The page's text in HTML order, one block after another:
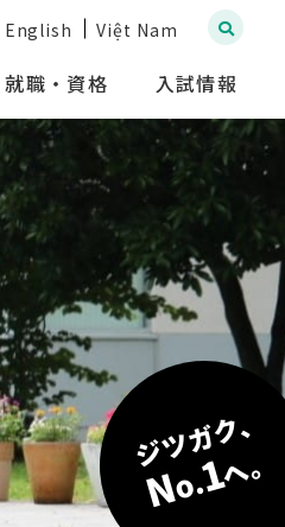
就職・資格 入試情報
English Việt Nam
ジツガク、
No.1へ。